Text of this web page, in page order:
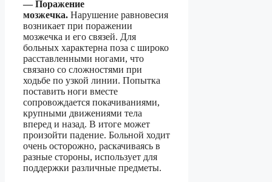
— Поражение
мозжечка. Нарушение равновесия
возникает при поражении
мозжечка и его связей. Для
больных характерна поза с широко
расставленными ногами, что
связано со сложностями при
ходьбе по узкой линии. Попытка
поставить ноги вместе
сопровождается покачиваниями,
крупными движениями тела
вперед и назад. В итоге может
произойти падение. Больной ходит
очень осторожно, раскачиваясь в
разные стороны, использует для
поддержки различные предметы.